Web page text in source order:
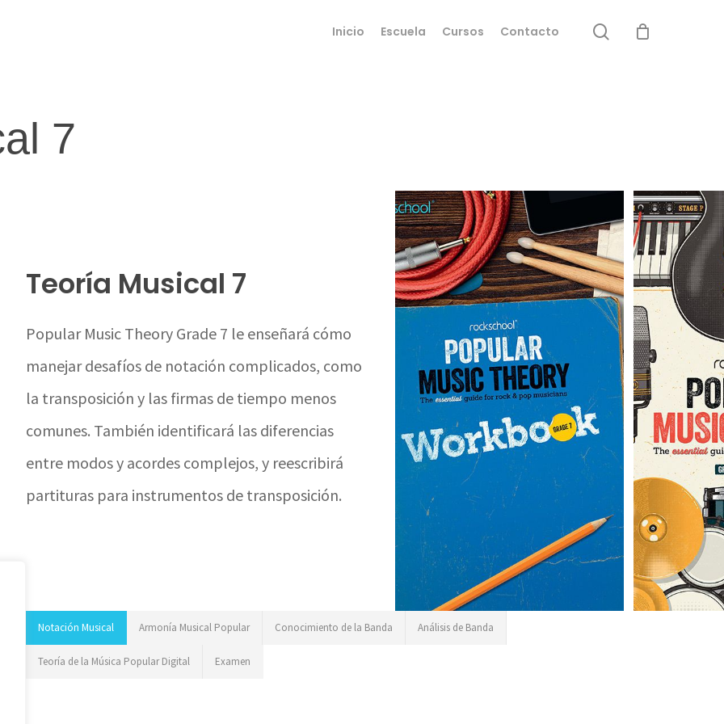
Inicio Escuela Cursos Contacto search
7
Teoría Musical 7
Popular Music Theory Grade 7 le enseñará cómo
manejar desafíos de notación complicados, como
la transposición y las firmas de tiempo menos
comunes. También identificará las diferencias
entre modos y acordes complejos, y reescribirá
partituras para instrumentos de transposición.
Notación Musical Armonía Musical Popular Conocimiento de la Banda Análisis de Banda
Teoría de la Música Popular Digital Examen